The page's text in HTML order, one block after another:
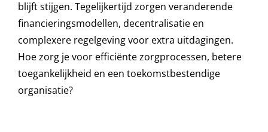
blijft stijgen. Tegelijkertijd zorgen veranderende
financieringsmodellen, decentralisatie en
complexere regelgeving voor extra uitdagingen.
Hoe zorg je voor efficiënte zorgprocessen, betere
toegankelijkheid en een toekomstbestendige
organisatie?